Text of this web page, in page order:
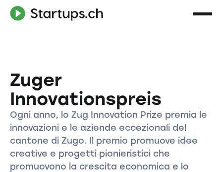
Zuger
Innovationspreis
Ogni anno, lo Zug Innovation Prize premia le
innovazioni e le aziende eccezionali del
cantone di Zugo. Il premio promuove idee
creative e progetti pionieristici che
promuovono la crescita economica e lo